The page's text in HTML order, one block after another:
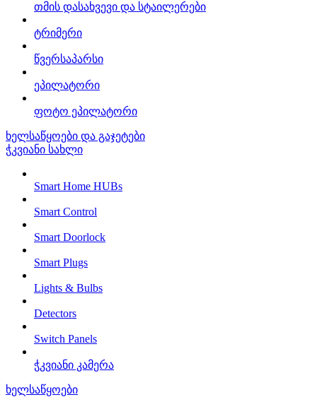
თმის დასახვევი და სტაილერები
ტრიმერი
წვერსაპარსი
ეპილატორი
ფოტო ეპილატორი
ხელსაწყოები და გაჯეტები
ჭკვიანი სახლი
Smart Home HUBs
Smart Control
Smart Doorlock
Smart Plugs
Lights & Bulbs
Detectors
Switch Panels
ჭკვიანი კამერა
ხელსაწყოები